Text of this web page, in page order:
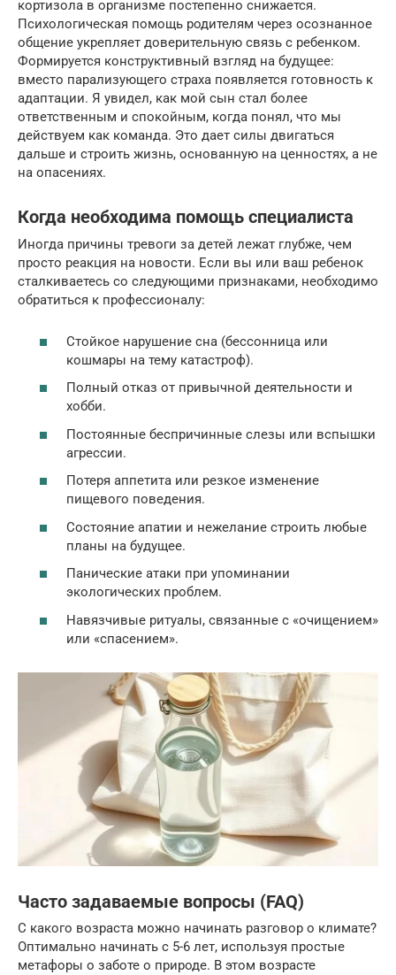
кортизола в организме постепенно снижается.
Психологическая помощь родителям через осознанное
общение укрепляет доверительную связь с ребенком.
Формируется конструктивный взгляд на будущее:
вместо парализующего страха появляется готовность к
адаптации. Я увидел, как мой сын стал более
ответственным и спокойным, когда понял, что мы
действуем как команда. Это дает силы двигаться
дальше и строить жизнь, основанную на ценностях, а не
на опасениях.
Когда необходима помощь специалиста
Иногда причины тревоги за детей лежат глубже, чем
просто реакция на новости. Если вы или ваш ребенок
сталкиваетесь со следующими признаками, необходимо
обратиться к профессионалу:
Стойкое нарушение сна (бессонница или
кошмары на тему катастроф).
Полный отказ от привычной деятельности и
хобби.
Постоянные беспричинные слезы или вспышки
агрессии.
Потеря аппетита или резкое изменение
пищевого поведения.
Состояние апатии и нежелание строить любые
планы на будущее.
Панические атаки при упоминании
экологических проблем.
Навязчивые ритуалы, связанные с «очищением»
или «спасением».
Часто задаваемые вопросы (FAQ)
С какого возраста можно начинать разговор о климате?
Оптимально начинать с 5-6 лет, используя простые
метафоры о заботе о природе. В этом возрасте